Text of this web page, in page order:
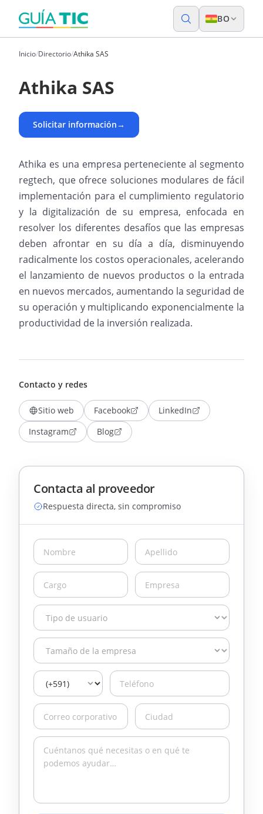
BO
Inicio/Directorio/Athika SAS
Athika SAS
Solicitar información→
Athika es una empresa perteneciente al segmento
regtech, que ofrece soluciones modulares de fácil
implementación para el cumplimiento regulatorio
y la digitalización de su empresa, enfocada en
resolver los diferentes desafíos que las empresas
deben afrontar en su día a día, disminuyendo
radicalmente los costos operacionales, acelerando
el lanzamiento de nuevos productos o la entrada
en nuevos mercados, aumentando la seguridad de
su operación y multiplicando exponencialmente la
productividad de la inversión realizada.
Contacto y redes
Sitio web Facebook
LinkedIn
Instagram
Blog
Contacta al proveedor
Respuesta directa, sin compromiso